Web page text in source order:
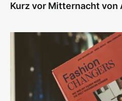
Kurz vor Mitternacht von